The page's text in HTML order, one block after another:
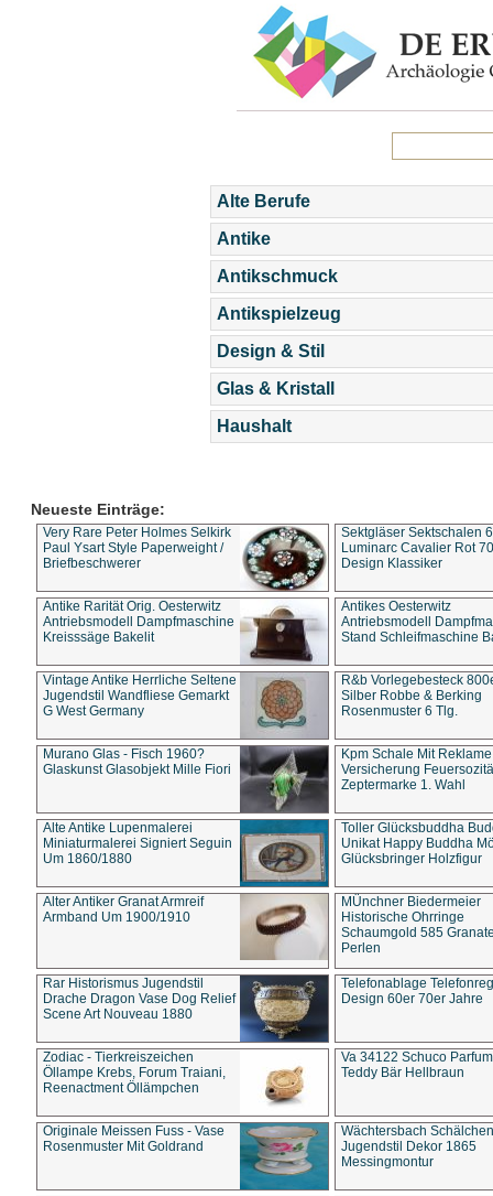
Alte Berufe
Antike
Antikschmuck
Antikspielzeug
Design & Stil
Glas & Kristall
Haushalt
Neueste Einträge:
Very Rare Peter Holmes Selkirk
Paul Ysart Style Paperweight /
Briefbeschwerer
Sektgläser Sektschalen
Luminarc Cavalier Rot
Design Klassiker
Antike Rarität Orig. Oesterwitz
Antriebsmodell Dampfmaschine
Kreisssäge Bakelit
Antikes Oesterwitz
Antriebsmodell
Stand Schleifmaschine
Vintage Antike Herrliche Seltene
Jugendstil Wandfliese Gemarkt
G West Germany
R&b Vorlegebesteck
Silber Robbe & Berking
Rosenmuster 6 Tlg.
Murano Glas - Fisch 1960?
Glaskunst Glasobjekt Mille Fiori
Kpm Schale Mit Reklame
Versicherung
Zeptermarke 1. Wahl
Alte Antike Lupenmalerei
Miniaturmalerei Signiert Seguin
Um 1860/1880
Toller Glücksbuddha
Unikat Happy Buddha
Glücksbringer Holzfigur
Alter Antiker Granat Armreif
Armband Um 1900/1910
MÜnchner Biedermeier
Historische Ohrringe
Schaumgold 585
Perlen
Rar Historismus Jugendstil
Drache Dragon Vase Dog Relief
Scene Art Nouveau 1880
Telefonablage
Design 60er 70er Jahre
Zodiac - Tierkreiszeichen
Öllampe Krebs, Forum Traiani,
Reenactment Öllämpchen
Va 34122 Schuco
Teddy Bär Hellbraun
Originale Meissen Fuss - Vase
Rosenmuster Mit Goldrand
Wächtersbach Schälchen
Jugendstil Dekor 1865
Messingmontur